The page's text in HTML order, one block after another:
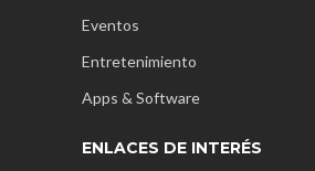
Eventos
Entretenimiento
Apps & Software
ENLACES DE INTERÉS